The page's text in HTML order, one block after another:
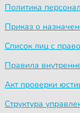
Политика
Приказ о
Список лиц с
Правила
Акт проверки
Структура